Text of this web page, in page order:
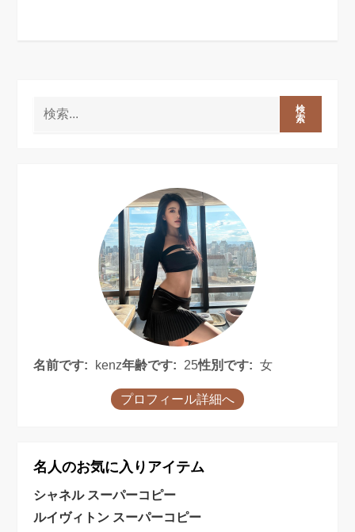
検
索
名前です: kenz年齢です: 25性別です: 女
プロフィール詳細へ
名人のお気に入りアイテム
シャネル スーパーコピー
ルイヴィトン スーパーコピー